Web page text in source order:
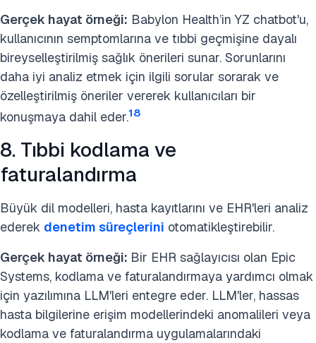
Gerçek hayat örneği: Babylon Health’in YZ chatbot'u,
kullanıcının semptomlarına ve tıbbi geçmişine dayalı
bireyselleştirilmiş sağlık önerileri sunar. Sorunlarını
daha iyi analiz etmek için ilgili sorular sorarak ve
özelleştirilmiş öneriler vererek kullanıcıları bir
konuşmaya dahil eder.18
8. Tıbbi kodlama ve
faturalandırma
Büyük dil modelleri, hasta kayıtlarını ve EHR'leri analiz
ederek denetim süreçlerini otomatikleştirebilir.
Gerçek hayat örneği: Bir EHR sağlayıcısı olan Epic
Systems, kodlama ve faturalandırmaya yardımcı olmak
için yazılımına LLM'leri entegre eder. LLM'ler, hassas
hasta bilgilerine erişim modellerindeki anomalileri veya
kodlama ve faturalandırma uygulamalarındaki